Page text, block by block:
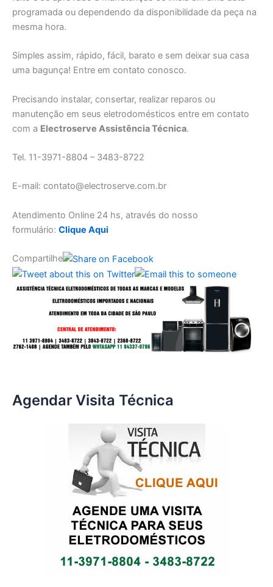
programada ou dependendo da disponibilidade da peça na
mesma hora.
Simples assim, rápido, fácil, barato e sem deixar sua casa
uma bagunça! Entre em contato conosco.
Precisando instalar, consertar, realizar reparos ou
manutenção em seus eletrodomésticos entre em contato
com a Electroserve Assistência Técnica.
Tel. 11-3971-8804 – 3483-8722
E-mail: contato@electroserve.com.br
Atendimento Online 24 hs, através do nosso
formulário: Clique Aqui
Compartilhe
Agendar Visita Técnica